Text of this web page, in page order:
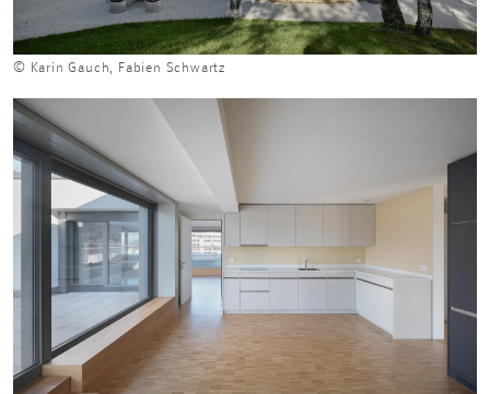
© Karin Gauch, Fabien Schwartz